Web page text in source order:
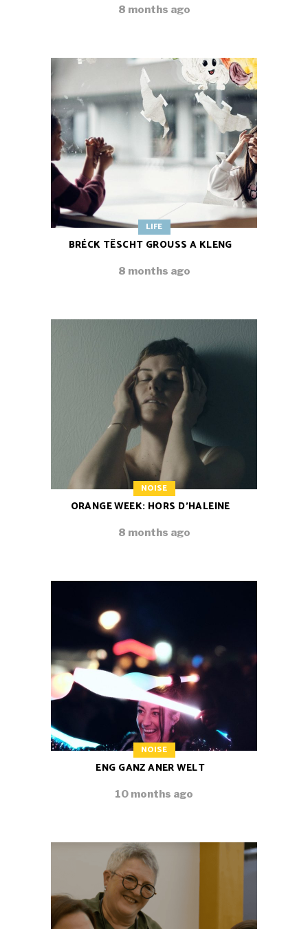
8 months ago
LIFE
BRÉCK TËSCHT GROUSS A KLENG
8 months ago
NOISE
ORANGE WEEK: HORS D’HALEINE
8 months ago
NOISE
ENG GANZ ANER WELT
10 months ago